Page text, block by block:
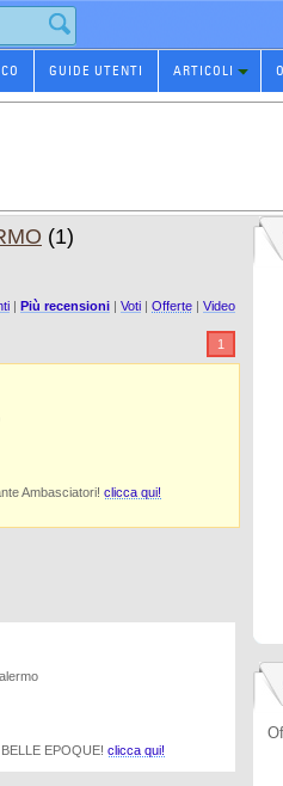
GUIDE UTENTI ARTICOLI
(1)
| Più recensioni | Voti | Offerte | Video
1
Ambasciatori! clicca qui!
EPOQUE! clicca qui!